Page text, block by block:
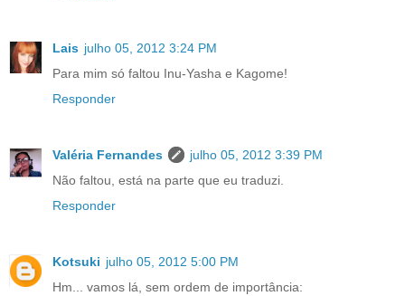
Lais julho 05, 2012 3:24 PM
Para mim só faltou Inu-Yasha e Kagome!
Responder
Valéria Fernandes
julho 05, 2012 3:39 PM
Não faltou, está na parte que eu traduzi.
Responder
Kotsuki julho 05, 2012 5:00 PM
Hm... vamos lá, sem ordem de importância: